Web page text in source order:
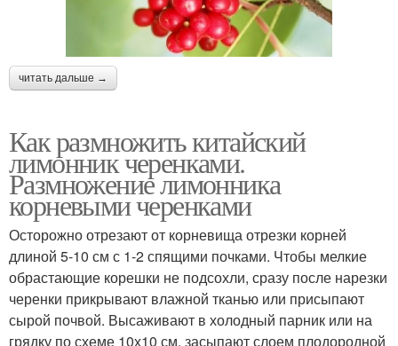
читать дальше →
Как размножить китайский
лимонник черенками.
Размножение лимонника
корневыми черенками
Осторожно отрезают от корневища отрезки корней
длиной 5-10 см с 1-2 спящими почками. Чтобы мелкие
обрастающие корешки не подсохли, сразу после нарезки
черенки прикрывают влажной тканью или присыпают
сырой почвой. Высаживают в холодный парник или на
грядку по схеме 10х10 см, засыпают слоем плодородной